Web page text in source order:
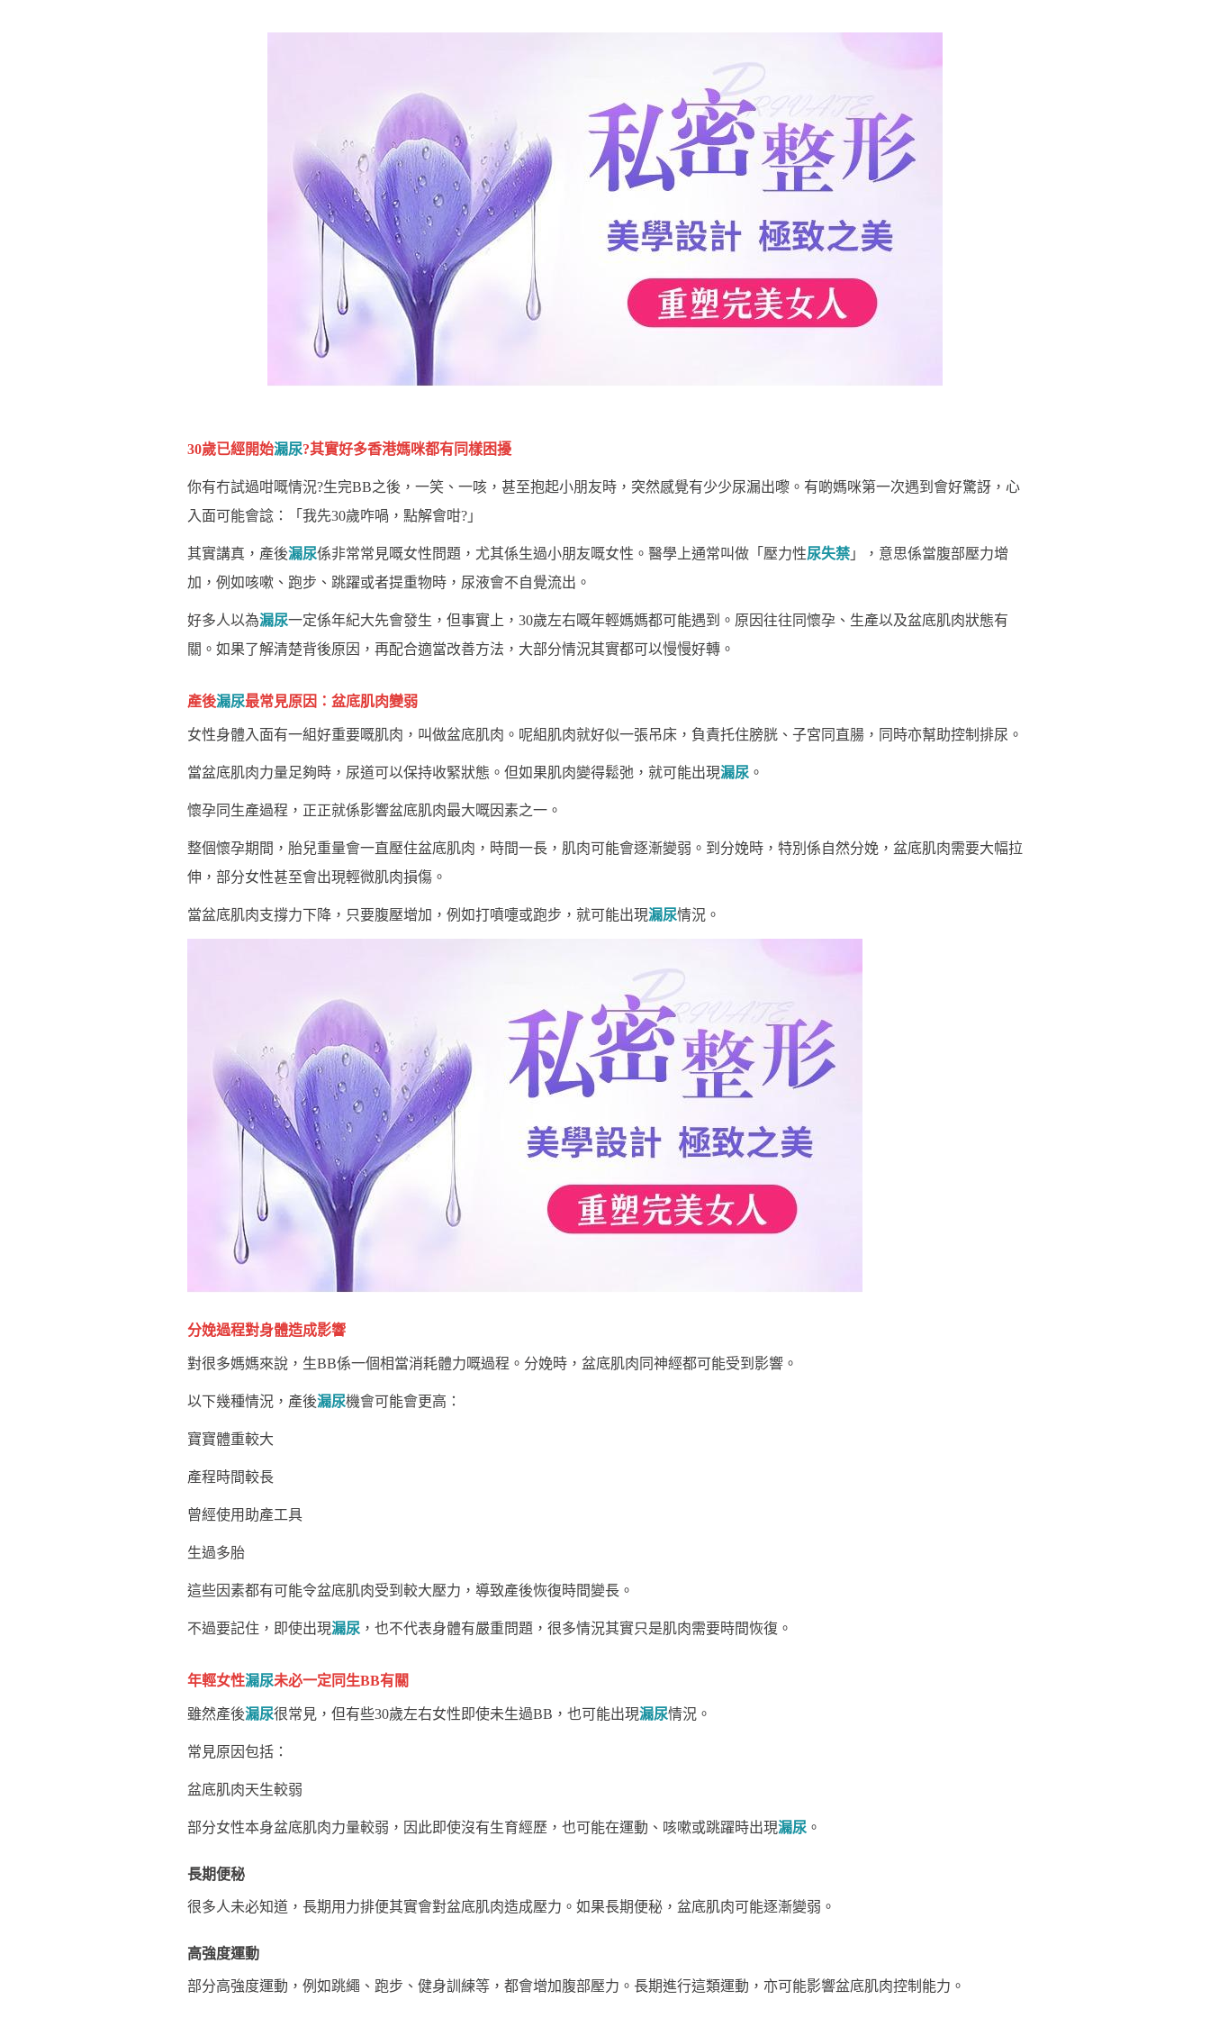
30歲已經開始漏尿?其實好多香港媽咪都有同樣困擾
你有冇試過咁嘅情況?生完BB之後，一笑、一咳，甚至抱起小朋友時，突然感覺有少少尿漏出嚟。有啲媽咪第一次遇到會好驚訝，心
入面可能會諗：「我先30歲咋喎，點解會咁?」
其實講真，產後漏尿係非常常見嘅女性問題，尤其係生過小朋友嘅女性。醫學上通常叫做「壓力性尿失禁」，意思係當腹部壓力增
加，例如咳嗽、跑步、跳躍或者提重物時，尿液會不自覺流出。
好多人以為漏尿一定係年紀大先會發生，但事實上，30歲左右嘅年輕媽媽都可能遇到。原因往往同懷孕、生產以及盆底肌肉狀態有
關。如果了解清楚背後原因，再配合適當改善方法，大部分情況其實都可以慢慢好轉。
產後漏尿最常見原因：盆底肌肉變弱
女性身體入面有一組好重要嘅肌肉，叫做盆底肌肉。呢組肌肉就好似一張吊床，負責托住膀胱、子宮同直腸，同時亦幫助控制排尿。
當盆底肌肉力量足夠時，尿道可以保持收緊狀態。但如果肌肉變得鬆弛，就可能出現漏尿。
懷孕同生產過程，正正就係影響盆底肌肉最大嘅因素之一。
整個懷孕期間，胎兒重量會一直壓住盆底肌肉，時間一長，肌肉可能會逐漸變弱。到分娩時，特別係自然分娩，盆底肌肉需要大幅拉
伸，部分女性甚至會出現輕微肌肉損傷。
當盆底肌肉支撐力下降，只要腹壓增加，例如打噴嚏或跑步，就可能出現漏尿情況。
分娩過程對身體造成影響
對很多媽媽來說，生BB係一個相當消耗體力嘅過程。分娩時，盆底肌肉同神經都可能受到影響。
以下幾種情況，產後漏尿機會可能會更高：
寶寶體重較大
產程時間較長
曾經使用助產工具
生過多胎
這些因素都有可能令盆底肌肉受到較大壓力，導致產後恢復時間變長。
不過要記住，即使出現漏尿，也不代表身體有嚴重問題，很多情況其實只是肌肉需要時間恢復。
年輕女性漏尿未必一定同生BB有關
雖然產後漏尿很常見，但有些30歲左右女性即使未生過BB，也可能出現漏尿情況。
常見原因包括：
盆底肌肉天生較弱
部分女性本身盆底肌肉力量較弱，因此即使沒有生育經歷，也可能在運動、咳嗽或跳躍時出現漏尿。
長期便秘
很多人未必知道，長期用力排便其實會對盆底肌肉造成壓力。如果長期便秘，盆底肌肉可能逐漸變弱。
高強度運動
部分高強度運動，例如跳繩、跑步、健身訓練等，都會增加腹部壓力。長期進行這類運動，亦可能影響盆底肌肉控制能力。